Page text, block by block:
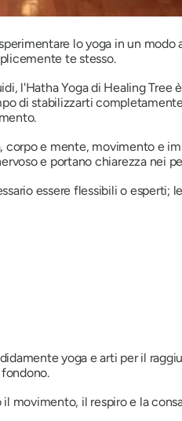
lo yoga in un modo
te stesso.
l'Hatha Yoga di Healing Tree
di stabilizzarti
e mente, movimento e
e portano chiarezza nei
essere flessibili o esperti;
yoga e arti per il
movimento, il respiro e la